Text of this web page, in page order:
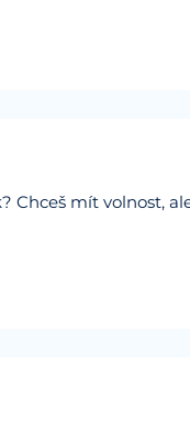
Chceš mít volnost,